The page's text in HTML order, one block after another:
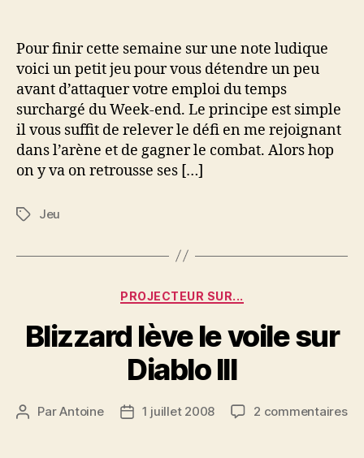
brute,
le
jeu
du
vendredi
Pour finir cette semaine sur une note ludique
voici un petit jeu pour vous détendre un peu
avant d’attaquer votre emploi du temps
surchargé du Week-end. Le principe est simple
il vous suffit de relever le défi en me rejoignant
dans l’arène et de gagner le combat. Alors hop
on y va on retrousse ses […]
Étiquettes
Jeu
Catégories
PROJECTEUR SUR...
Blizzard lève le voile sur
Diablo III
Auteur
ParAntoine
Date1 juillet 2008 2 commentairessur